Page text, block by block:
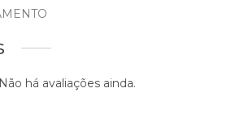
Não há avaliações ainda.